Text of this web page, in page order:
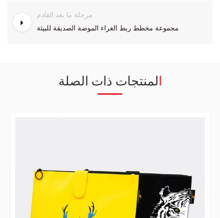
مرحلة ما بعد القادم
مجموعة مخطط ربط الغراء الموضة الصديقة للبيئة
المنتجات ذات الصلة